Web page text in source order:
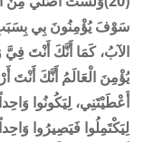
سَوْفَ يُؤْمِنُونَ بِي
الآبُ، كَمَا أَنَّكَ أَنْتَ فِيَّ
لِيَكْتَمِلُوا فَيَصِيرُوا